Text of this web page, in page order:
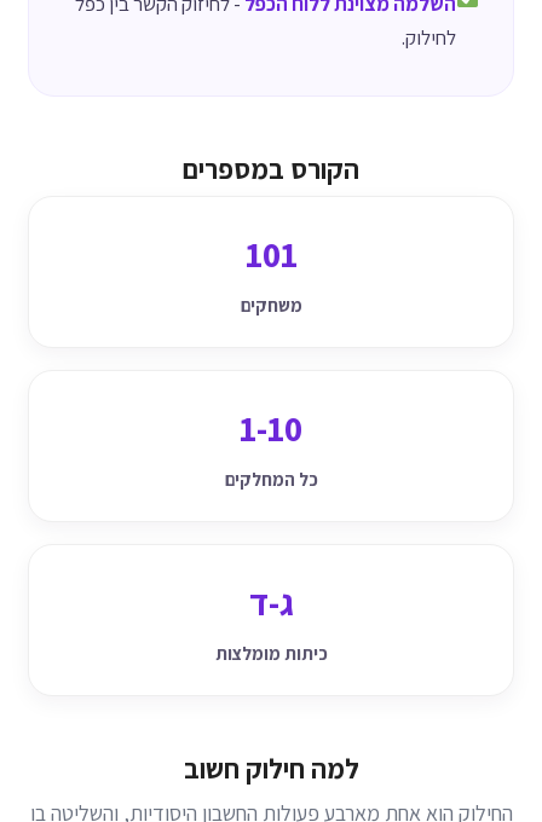
לחילוק.
הקורס במספרים
101
משחקים
1-10
כל המחלקים
ג-ד
כיתות מומלצות
למה חילוק חשוב
החילוק הוא אחת מארבע פעולות החשבון היסודיות, והשליטה בו